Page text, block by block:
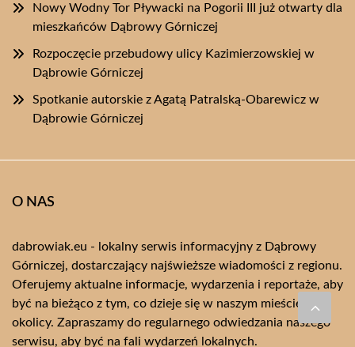
Nowy Wodny Tor Pływacki na Pogorii III już otwarty dla
mieszkańców Dąbrowy Górniczej
Rozpoczęcie przebudowy ulicy Kazimierzowskiej w
Dąbrowie Górniczej
Spotkanie autorskie z Agatą Patralską-Obarewicz w
Dąbrowie Górniczej
O NAS
dabrowiak.eu - lokalny serwis informacyjny z Dąbrowy
Górniczej, dostarczający najświeższe wiadomości z regionu.
Oferujemy aktualne informacje, wydarzenia i reportaże, aby
być na bieżąco z tym, co dzieje się w naszym mieście i
okolicy. Zapraszamy do regularnego odwiedzania naszego
serwisu, aby być na fali wydarzeń lokalnych.